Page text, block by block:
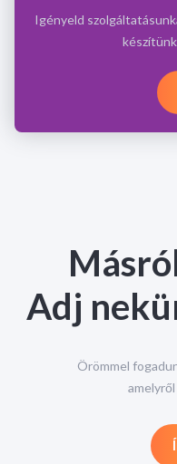
Igényeld
Adj
Örömmel